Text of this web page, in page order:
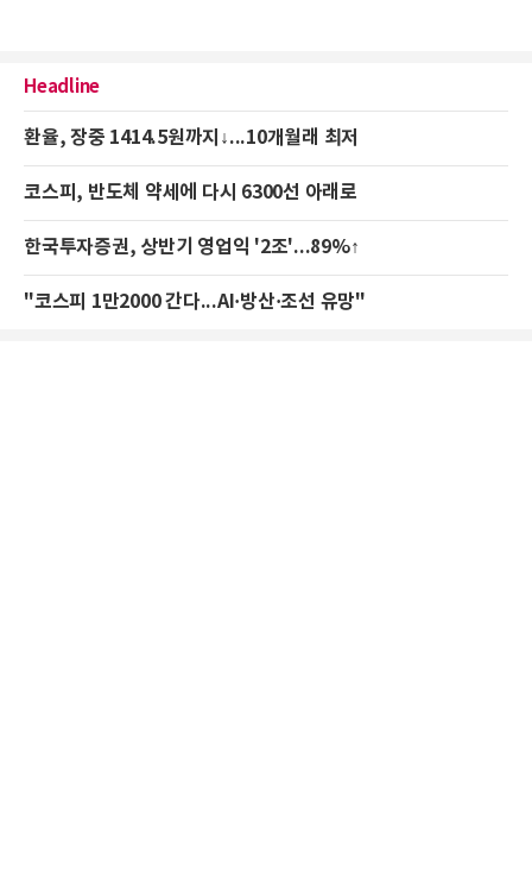
Headline
환율, 장중 1414.5원까지↓...10개월래 최저
코스피, 반도체 약세에 다시 6300선 아래로
한국투자증권, 상반기 영업익 '2조'...89%↑
"코스피 1만2000 간다...AI·방산·조선 유망"